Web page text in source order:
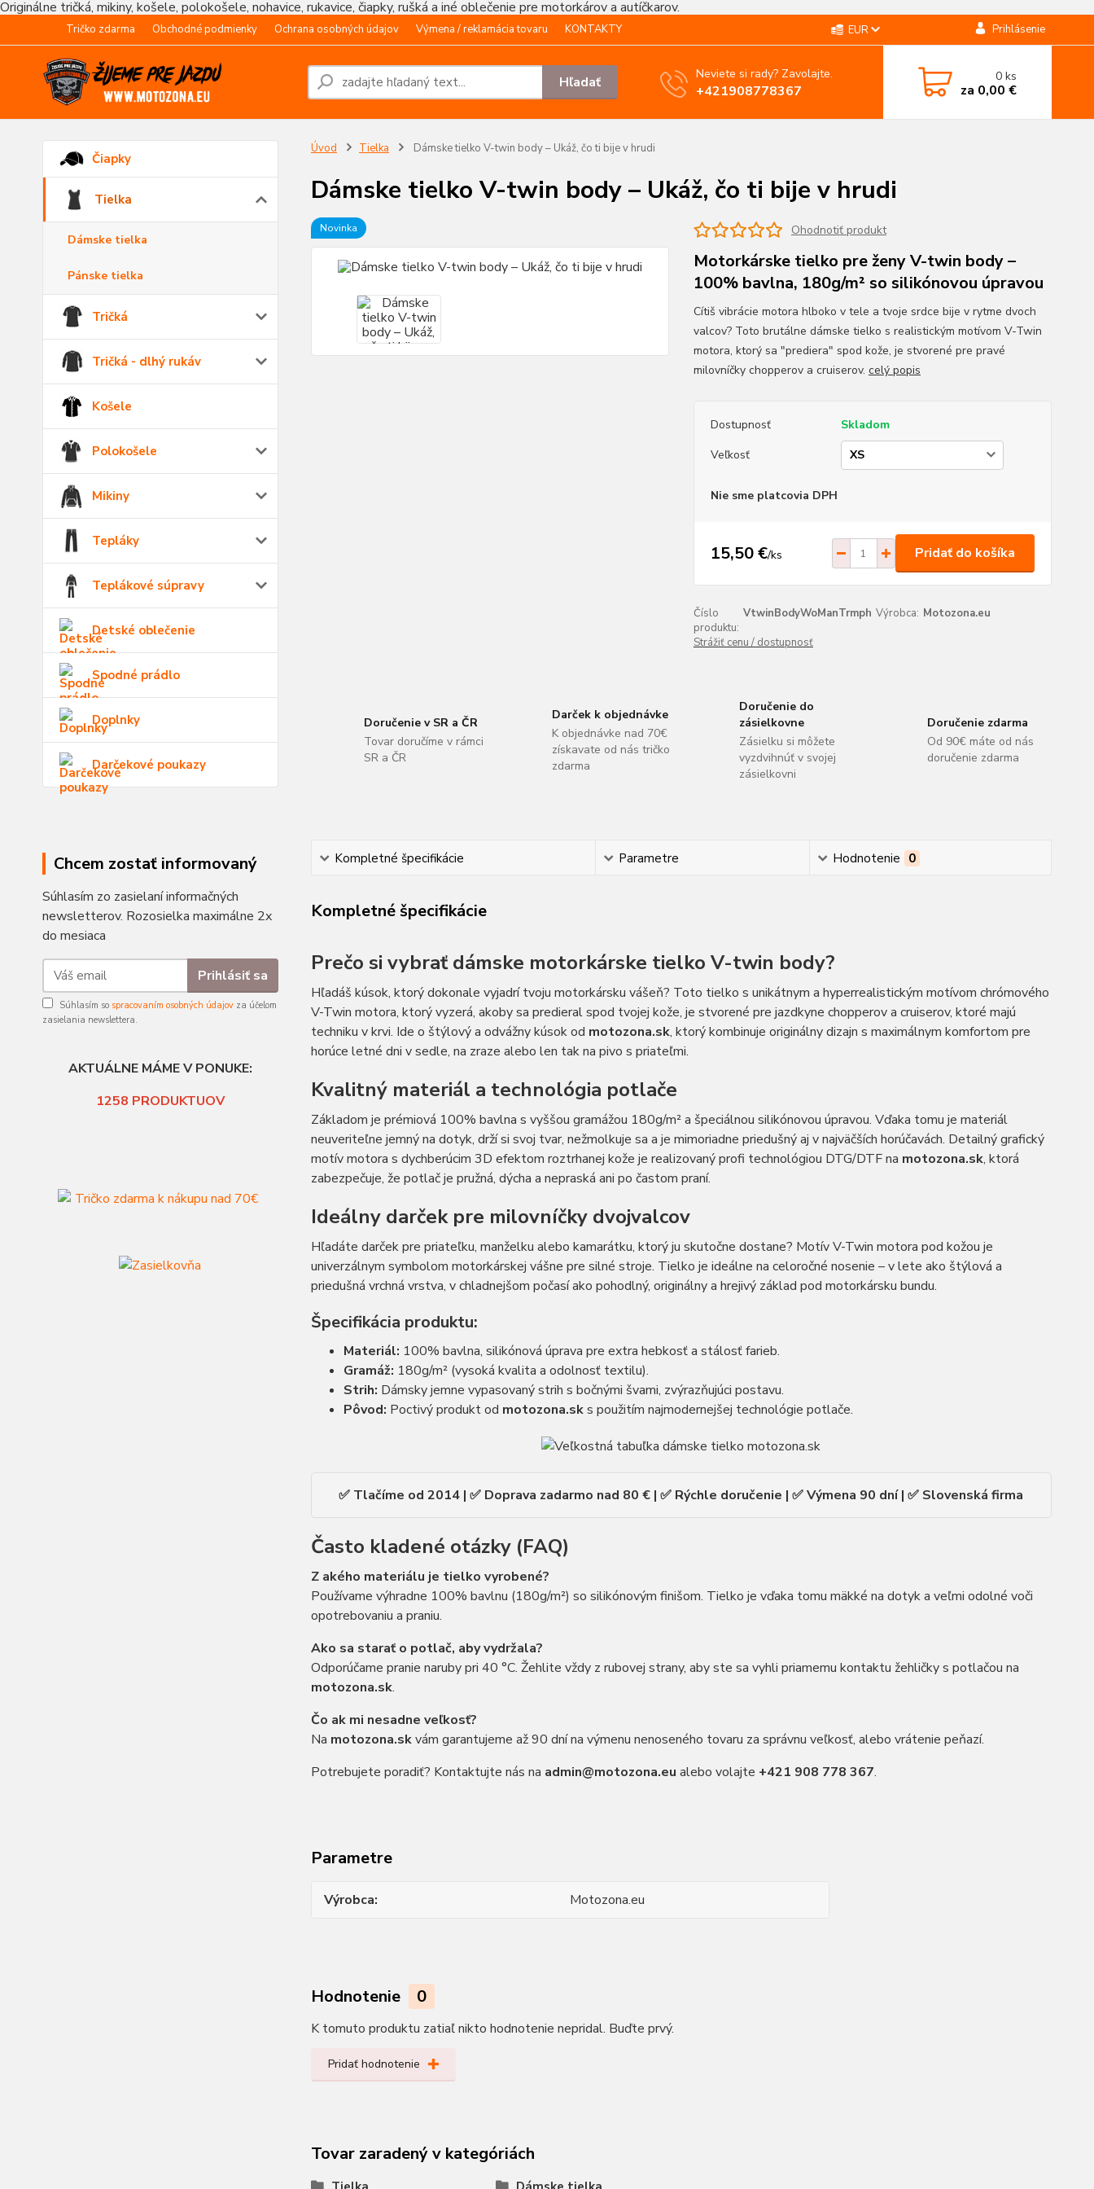
Originálne tričká, mikiny, košele, polokošele, nohavice, rukavice, čiapky, rušká a iné oblečenie pre motorkárov a autíčkarov.
Tričko zdarma Obchodné podmienky Ochrana osobných údajov Výmena / reklamácia tovaru KONTAKTY EUR Prihlásenie
Hľadať Neviete si rady? Zavolajte.
+421908778367
0ks
za 0,00 €
Čiapky
Tielka
Dámske tielka
Pánske tielka
Tričká
Tričká - dlhý rukáv
Košele
Polokošele
Mikiny
Tepláky
Teplákové súpravy
Detské oblečenie
Spodné prádlo
Doplnky
Darčekové poukazy
Chcem zostať informovaný
Súhlasím zo zasielaní informačných
newsletterov. Rozosielka maximálne 2x
do mesiaca
Prihlásiť sa
Súhlasím so spracovaním osobných údajov za účelom
zasielania newslettera.
AKTUÁLNE MÁME V PONUKE:
1258 PRODUKTUOV
Úvod Tielka Dámske tielko V-twin body – Ukáž, čo ti bije v hrudi
Dámske tielko V-twin body – Ukáž, čo ti bije v hrudi
Novinka Ohodnotiť produkt
Motorkárske tielko pre ženy V-twin body –
100% bavlna, 180g/m² so silikónovou úpravou
Cítiš vibrácie motora hlboko v tele a tvoje srdce bije v rytme dvoch
valcov? Toto brutálne dámske tielko s realistickým motívom V-Twin
motora, ktorý sa "prediera" spod kože, je stvorené pre pravé
milovníčky chopperov a cruiserov. celý popis
Dostupnosť
Skladom
Veľkosť
Nie sme platcovia DPH
15,50 €/ks Pridať do košíka
Číslo
produktu:
VtwinBodyWoManTrmph Výrobca: Motozona.eu
Strážiť cenu / dostupnosť
Doručenie v SR a ČR
Tovar doručíme v rámci
SR a ČR
Darček k objednávke
K objednávke nad 70€
získavate od nás tričko
zdarma
Doručenie do
zásielkovne
Zásielku si môžete
vyzdvihnúť v svojej
zásielkovni
Doručenie zdarma
Od 90€ máte od nás
doručenie zdarma
Kompletné špecifikácie Parametre Hodnotenie 0
Kompletné špecifikácie
Prečo si vybrať dámske motorkárske tielko V-twin body?
Hľadáš kúsok, ktorý dokonale vyjadrí tvoju motorkársku vášeň? Toto tielko s unikátnym a hyperrealistickým motívom chrómového
V-Twin motora, ktorý vyzerá, akoby sa predieral spod tvojej kože, je stvorené pre jazdkyne chopperov a cruiserov, ktoré majú
techniku v krvi. Ide o štýlový a odvážny kúsok od motozona.sk, ktorý kombinuje originálny dizajn s maximálnym komfortom pre
horúce letné dni v sedle, na zraze alebo len tak na pivo s priateľmi.
Kvalitný materiál a technológia potlače
Základom je prémiová 100% bavlna s vyššou gramážou 180g/m² a špeciálnou silikónovou úpravou. Vďaka tomu je materiál
neuveriteľne jemný na dotyk, drží si svoj tvar, nežmolkuje sa a je mimoriadne priedušný aj v najväčších horúčavách. Detailný grafický
motív motora s dychberúcim 3D efektom roztrhanej kože je realizovaný profi technológiou DTG/DTF na motozona.sk, ktorá
zabezpečuje, že potlač je pružná, dýcha a nepraská ani po častom praní.
Ideálny darček pre milovníčky dvojvalcov
Hľadáte darček pre priateľku, manželku alebo kamarátku, ktorý ju skutočne dostane? Motív V-Twin motora pod kožou je
univerzálnym symbolom motorkárskej vášne pre silné stroje. Tielko je ideálne na celoročné nosenie – v lete ako štýlová a
priedušná vrchná vrstva, v chladnejšom počasí ako pohodlný, originálny a hrejivý základ pod motorkársku bundu.
Špecifikácia produktu:
Materiál: 100% bavlna, silikónová úprava pre extra hebkosť a stálosť farieb.
Gramáž: 180g/m² (vysoká kvalita a odolnosť textilu).
Strih: Dámsky jemne vypasovaný strih s bočnými švami, zvýrazňujúci postavu.
Pôvod: Poctivý produkt od motozona.sks použitím najmodernejšej technológie potlače.
✅ Tlačíme od 2014 | ✅ Doprava zadarmo nad 80 € | ✅ Rýchle doručenie | ✅ Výmena 90 dní | ✅ Slovenská firma
Často kladené otázky (FAQ)
Z akého materiálu je tielko vyrobené?
Používame výhradne 100% bavlnu (180g/m²) so silikónovým finišom. Tielko je vďaka tomu mäkké na dotyk a veľmi odolné voči
opotrebovaniu a praniu.
Ako sa starať o potlač, aby vydržala?
Odporúčame pranie naruby pri 40 °C. Žehlite vždy z rubovej strany, aby ste sa vyhli priamemu kontaktu žehličky s potlačou na
motozona.sk.
Čo ak mi nesadne veľkosť?
Na motozona.skvám garantujeme až 90 dní na výmenu nenoseného tovaru za správnu veľkosť, alebo vrátenie peňazí.
Potrebujete poradiť? Kontaktujte nás na admin@motozona.eu alebo volajte +421 908 778 367.
Parametre
Výrobca Motozona.eu
Hodnotenie 0
K tomuto produktu zatiaľ nikto hodnotenie nepridal. Buďte prvý.
Pridať hodnotenie
Tovar zaradený v kategóriách